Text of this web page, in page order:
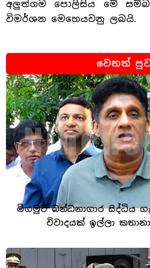
අලුත්ගම පොලිසිය මේ
විමර්ශන මෙහෙයවනු ලබයි.
වෙනත්
මීගමුව බන්ධනාගාර සිද්ධිය
විවාදයක් ඉල්ලා